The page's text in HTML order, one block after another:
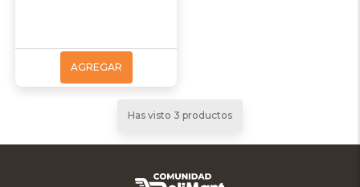
AGREGAR
Has visto 3 productos